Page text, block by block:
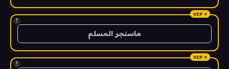
!
ماسنجر المسلم
!